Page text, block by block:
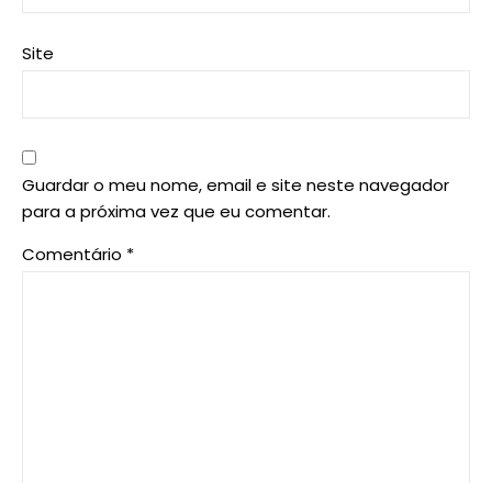
Site
Guardar o meu nome, email e site neste navegador
para a próxima vez que eu comentar.
Comentário *